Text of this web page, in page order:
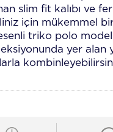
slim fit kalıbı ve
için mükemmel
triko polo
yer alan